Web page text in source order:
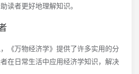
读者更好地理解知识。
《万物经济学》提供了许多实用的分
在日常生活中应用经济学知识，解决